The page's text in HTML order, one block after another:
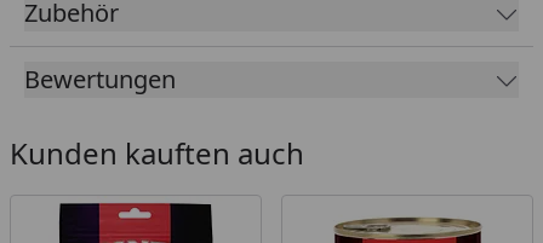
für empfindliche und für wählerische Hunde mit
exklusiven Ansprüchen, die nicht alles vertragen
reagieren
getreidefrei, ohne Gemüse, ohne Soja und ohne
Farbstoffe
Zubehör
Bewertungen
Kunden kauften auch